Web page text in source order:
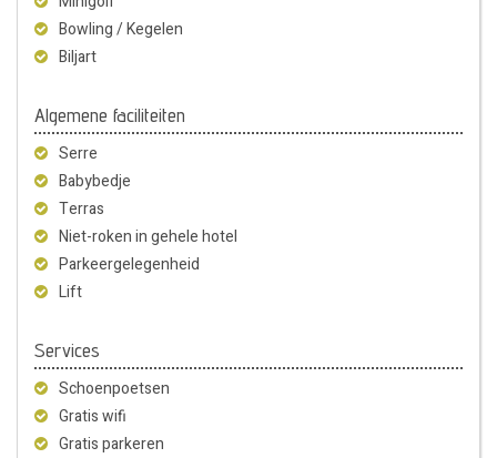
Bowling / Kegelen
Biljart
Algemene faciliteiten
Serre
Babybedje
Terras
Niet-roken in gehele hotel
Parkeergelegenheid
Lift
Services
Schoenpoetsen
Gratis wifi
Gratis parkeren